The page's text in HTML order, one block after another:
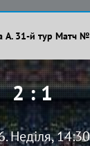
А. 31-й тур Матч
Неділя, 14:30
2 : 1